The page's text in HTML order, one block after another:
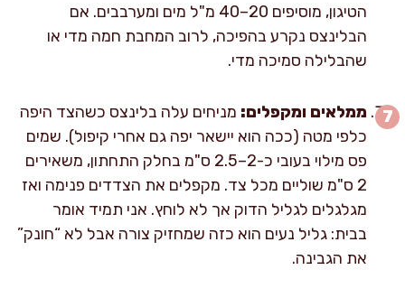
הטיגון, מוסיפים 20–40 מ"ל מים ומערבבים. אם
הבלינצס נקרע בהפיכה, לרוב המחבת חמה מדי או
שהבלילה סמיכה מדי.
ממלאים ומקפלים: מניחים עלה בלינצס כשהצד היפה
כלפי מטה (ככה הוא יישאר יפה גם אחרי קיפול). שמים
פס מילוי בעובי כ-2–2.5 ס"מ בחלק התחתון, משאירים
2 ס"מ שוליים מכל צד. מקפלים את הצדדים פנימה ואז
מגלגלים לגליל הדוק אך לא לוחץ. אני תמיד אומר
בבית: גליל נעים הוא כזה שמחזיק צורה אבל לא “חונק”
את הגבינה.